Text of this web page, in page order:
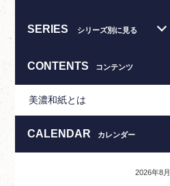
SERIES シリーズ別に見る
CONTENTS コンテンツ
美濃和紙とは
CALENDAR カレンダー
2026年8月